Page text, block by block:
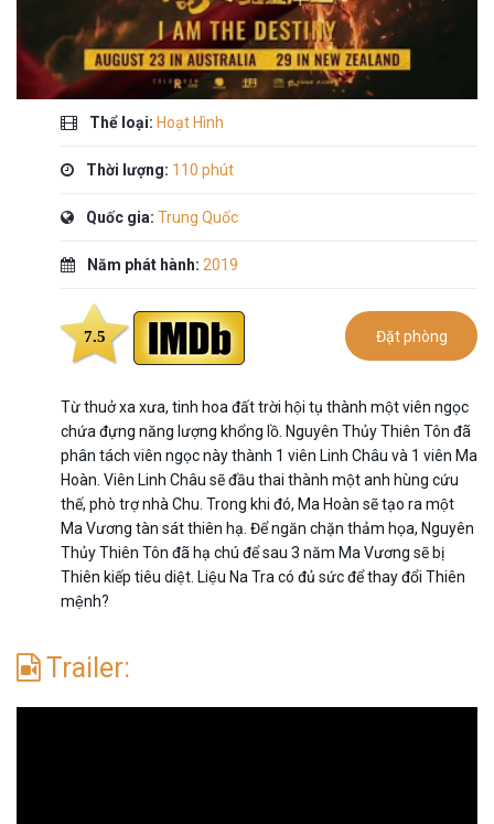
Thể loại: Hoạt Hình
Thời lượng: 110 phút
Quốc gia: Trung Quốc
Năm phát hành: 2019
7.5 Đặt phòng
Từ thuở xa xưa, tinh hoa đất trời hội tụ thành một viên ngọc
chứa đựng năng lượng khổng lồ. Nguyên Thủy Thiên Tôn đã
phân tách viên ngọc này thành 1 viên Linh Châu và 1 viên Ma
Hoàn. Viên Linh Châu sẽ đầu thai thành một anh hùng cứu
thế, phò trợ nhà Chu. Trong khi đó, Ma Hoàn sẽ tạo ra một
Ma Vương tàn sát thiên hạ. Để ngăn chặn thảm họa, Nguyên
Thủy Thiên Tôn đã hạ chú để sau 3 năm Ma Vương sẽ bị
Thiên kiếp tiêu diệt. Liệu Na Tra có đủ sức để thay đổi Thiên
mệnh?
Trailer: